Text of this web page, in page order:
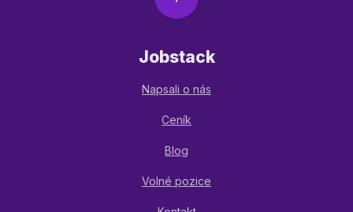
Jobstack
Napsali o nás
Ceník
Blog
Volné pozice